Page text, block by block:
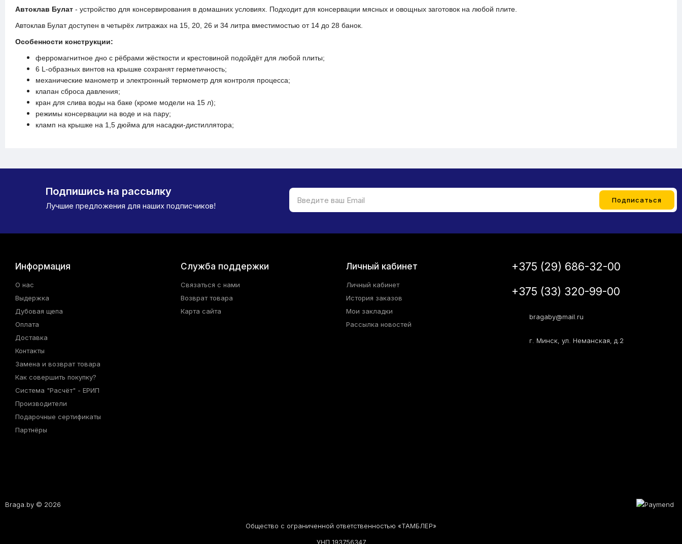
Автоклав Булат - устройство для консервирования в домашних условиях. Подходит для консервации мясных и овощных заготовок на любой плите.
Автоклав Булат доступен в четырёх литражах на 15, 20, 26 и 34 литра вместимостью от 14 до 28 банок.
Особенности конструкции:
ферромагнитное дно с рёбрами жёсткости и крестовиной подойдёт для любой плиты;
6 L-образных винтов на крышке сохранят герметичность;
механические манометр и электронный термометр для контроля процесса;
клапан сброса давления;
кран для слива воды на баке (кроме модели на 15 л);
режимы консервации на воде и на пару;
кламп на крышке на 1,5 дюйма для насадки-дистиллятора;
Подпишись на рассылку
Лучшие предложения для наших подписчиков!
Информация
О нас
Выдержка
Дубовая щепа
Оплата
Доставка
Контакты
Замена и возврат товара
Как совершить покупку?
Система "Расчёт" - ЕРИП
Производители
Подарочные сертификаты
Партнёры
Служба поддержки
Связаться с нами
Возврат товара
Карта сайта
Личный кабинет
Личный кабинет
История заказов
Мои закладки
Рассылка новостей
+375 (29) 686-32-00
+375 (33) 320-99-00
bragaby@mail.ru
г. Минск, ул. Неманская, д.2
Braga.by © 2026
Общество с ограниченной ответственностью «ТАМБЛЕР»
УНП 193756347